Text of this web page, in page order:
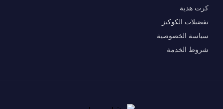
كرت هدية
تفضيلات الكوكيز
سياسة الخصوصية
شروط الخدمة